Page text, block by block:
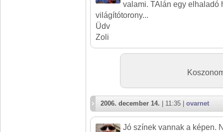
valami. TAlán egy elhaladó
világítótorony...
Üdv
Zoli
2006. december 14. | 11:35 | ovarnet
Jó színek vannak a képen.